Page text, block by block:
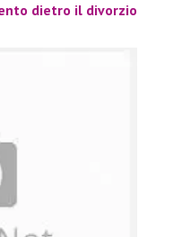
dietro il divorzio